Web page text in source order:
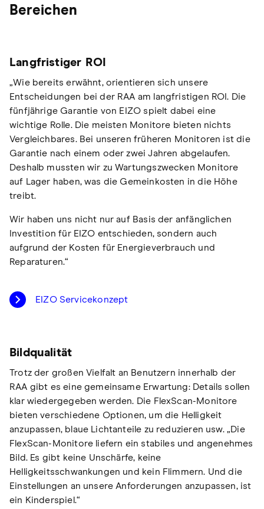
Bereichen
Langfristiger ROI
„Wie bereits erwähnt, orientieren sich unsere
Entscheidungen bei der RAA am langfristigen ROI. Die
fünfjährige Garantie von EIZO spielt dabei eine
wichtige Rolle. Die meisten Monitore bieten nichts
Vergleichbares. Bei unseren früheren Monitoren ist die
Garantie nach einem oder zwei Jahren abgelaufen.
Deshalb mussten wir zu Wartungszwecken Monitore
auf Lager haben, was die Gemeinkosten in die Höhe
treibt.
Wir haben uns nicht nur auf Basis der anfänglichen
Investition für EIZO entschieden, sondern auch
aufgrund der Kosten für Energieverbrauch und
Reparaturen.“
EIZO Servicekonzept
Bildqualität
Trotz der großen Vielfalt an Benutzern innerhalb der
RAA gibt es eine gemeinsame Erwartung: Details sollen
klar wiedergegeben werden. Die FlexScan-Monitore
bieten verschiedene Optionen, um die Helligkeit
anzupassen, blaue Lichtanteile zu reduzieren usw. „Die
FlexScan-Monitore liefern ein stabiles und angenehmes
Bild. Es gibt keine Unschärfe, keine
Helligkeitsschwankungen und kein Flimmern. Und die
Einstellungen an unsere Anforderungen anzupassen, ist
ein Kinderspiel.“